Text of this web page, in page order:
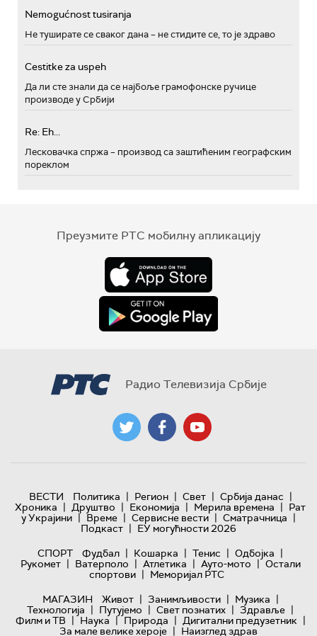
Nemogućnost tusiranja
Не туширате се сваког дана – не стидите се, то је здраво
Cestitke za uspeh
Да ли сте знали да се најбоље грамофонске ручице
производе у Србији
Re: Eh...
Лесковачка спржа – производ са заштићеним географским
пореклом
Преузмите РТС мобилну апликацију
Радио Телевизија Србије
ВЕСТИ Политика | Регион | Свет | Србија данас |
Хроника | Друштво | Економија | Мерила времена | Рат
у Украјини | Време | Сервисне вести | Сматрачница |
Подкаст | ЕУ могућности 2026
СПОРТ
Фудбал | Кошарка | Тенис | Одбојка |
Рукомет | Ватерполо | Атлетика | Ауто-мото | Остали
спортови | Меморијал РТС
МАГАЗИН
Живот | Занимљивости | Музика |
Технологијa | Путујемо | Свет познатих | Здравље |
Филм и ТВ | Наука | Природа | Дигитални предузетник |
За мале велике хероје | Наизглед здрав